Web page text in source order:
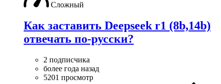
Сложный
Как заставить Deepseek r1 (8b,14b)
отвечать по-русски?
2 подписчика
более года назад
5201 просмотр